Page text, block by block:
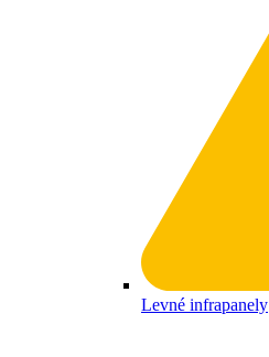
Levné infrapanely